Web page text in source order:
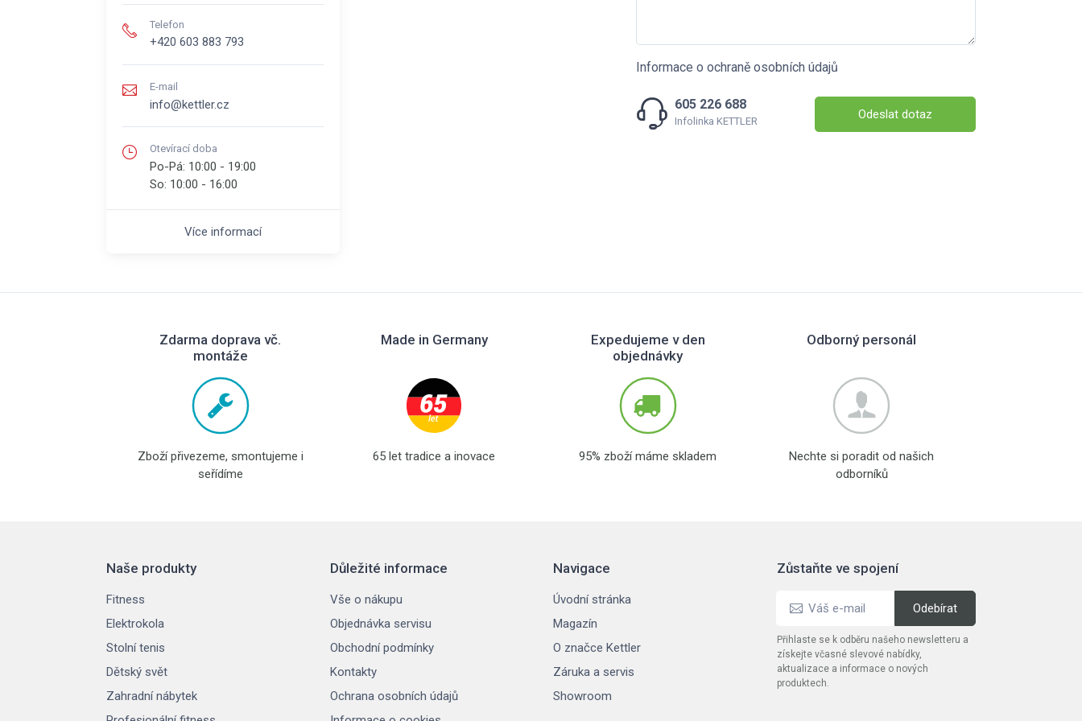
Telefon
+420 603 883 793
E-mail
info@kettler.cz
Otevírací doba
Po-Pá: 10:00 - 19:00
So: 10:00 - 16:00
Více informací
Informace o ochraně osobních údajů
605 226 688
Infolinka KETTLER Odeslat dotaz
Zdarma doprava vč.
montáže
Zboží přivezeme, smontujeme i
seřídíme
Made in Germany
65 let tradice a inovace
Expedujeme v den
objednávky
95% zboží máme skladem
Odborný personál
Nechte si poradit od našich
odborníků
Naše produkty
Fitness
Elektrokola
Stolní tenis
Dětský svět
Zahradní nábytek
Důležité informace
Vše o nákupu
Objednávka servisu
Obchodní podmínky
Kontakty
Ochrana osobních údajů
Navigace
Úvodní stránka
Magazín
O značce Kettler
Záruka a servis
Showroom
Zůstaňte ve spojení
Přihlaste se k odběru našeho newsletteru a
získejte včasné slevové nabídky,
aktualizace a informace o nových
produktech.